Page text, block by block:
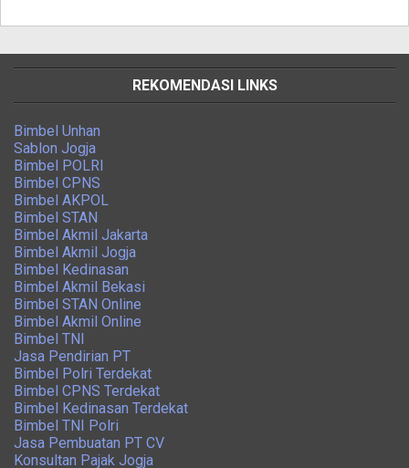
REKOMENDASI LINKS
Bimbel Unhan
Sablon Jogja
Bimbel POLRI
Bimbel CPNS
Bimbel AKPOL
Bimbel STAN
Bimbel Akmil Jakarta
Bimbel Akmil Jogja
Bimbel Kedinasan
Bimbel Akmil Bekasi
Bimbel STAN Online
Bimbel Akmil Online
Bimbel TNI
Jasa Pendirian PT
Bimbel Polri Terdekat
Bimbel CPNS Terdekat
Bimbel Kedinasan Terdekat
Bimbel TNI Polri
Jasa Pembuatan PT CV
Konsultan Pajak Jogja